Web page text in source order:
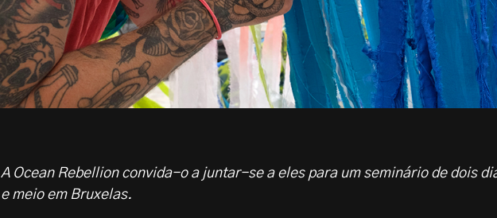
A Ocean Rebellion convida-o a juntar-se a eles para um seminário de dois
e meio em Bruxelas.